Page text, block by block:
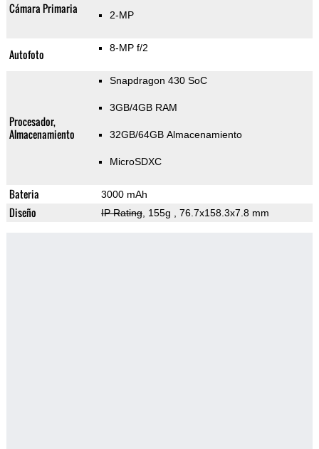
Cámara Primaria 2-MP
Autofoto 8-MP f/2
Procesador,
Almacenamiento
Snapdragon 430 SoC
3GB/4GB RAM
32GB/64GB Almacenamiento
MicroSDXC
Bateria 3000 mAh
Diseño IP Rating, 155g , 76.7x158.3x7.8 mm